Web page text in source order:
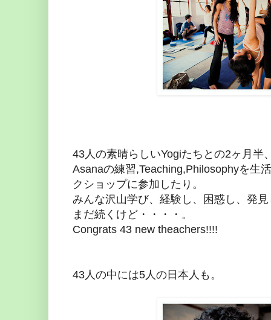
43人の素晴らしいYogiたちとの2ヶ月半
Asanaの練習,Teaching,Philosophyを生
クショップに参加したり。
みんな沢山学び、経験し、困惑し、発
まだ続くけど・・・・。
Congrats 43 new theachers!!!!
43人の中には5人の日本人も。